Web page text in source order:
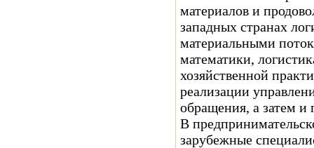
материалов и
западных странах
материальными
математики,
хозяйственной
реализации
обращения, а затем и
В
зарубежные